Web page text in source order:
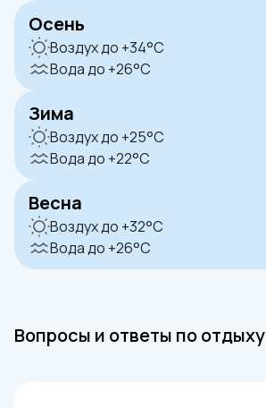
Осень
Воздух до +34°C
Вода до +26°C
Зима
Воздух до +25°C
Вода до +22°C
Весна
Воздух до +32°C
Вода до +26°C
Вопросы и ответы по отдыху